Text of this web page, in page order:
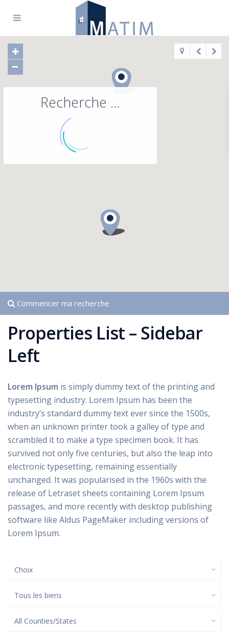
Recherche ...
Commencer ma recherche
Properties List – Sidebar
Left
Lorem Ipsum is simply dummy text of the printing and
typesetting industry. Lorem Ipsum has been the
industry’s standard dummy text ever since the 1500s,
when an unknown printer took a galley of type and
scrambled it to make a type specimen book. It has
survived not only five centuries, but also the leap into
electronic typesetting, remaining essentially
unchanged. It was popularised in the 1960s with the
release of Letraset sheets containing Lorem Ipsum
passages, and more recently with desktop publishing
software like Aldus PageMaker including versions of
Lorem Ipsum.
Choix
Tous les biens
All Counties/States